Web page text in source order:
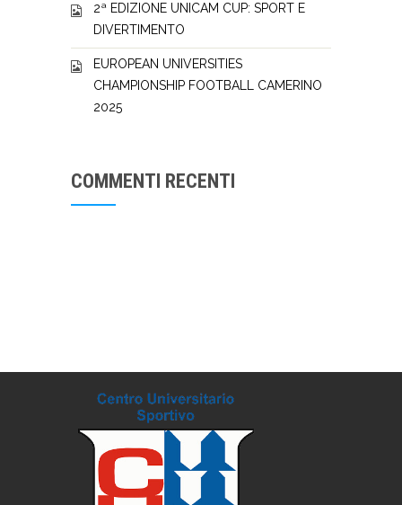
2ª EDIZIONE UNICAM CUP: SPORT E
DIVERTIMENTO
EUROPEAN UNIVERSITIES
CHAMPIONSHIP FOOTBALL CAMERINO
2025
COMMENTI RECENTI